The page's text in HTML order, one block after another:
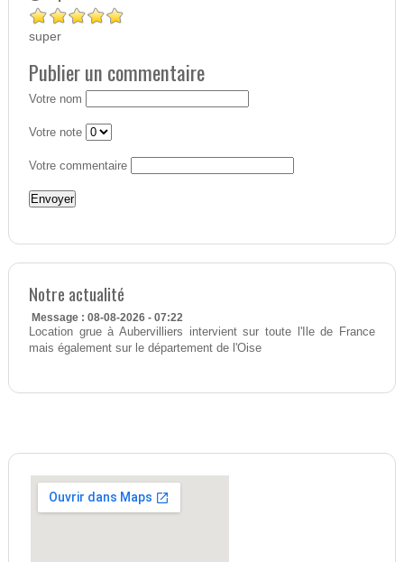
super
Publier un commentaire
Votre nom
Votre note
Votre commentaire
Notre actualité
Message : 08-08-2026 - 07:22
Location grue à Aubervilliers intervient sur toute l'Ile de France
mais également sur le département de l'Oise